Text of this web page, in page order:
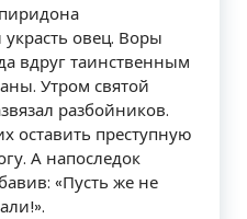
овец. Воры
вдруг таинственным
Утром святой
разбойников.
оставить преступную
А напоследок
«Пусть же не